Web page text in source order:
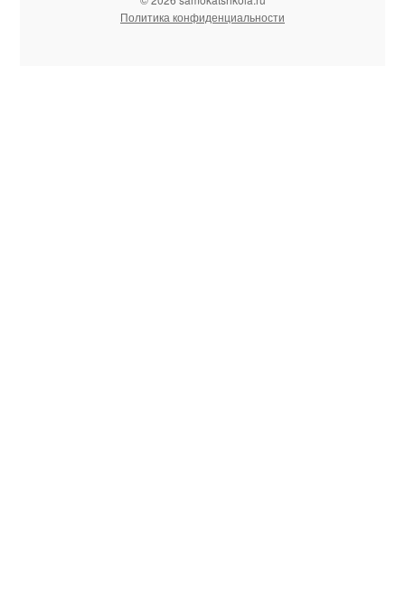
Политика конфиденциальности